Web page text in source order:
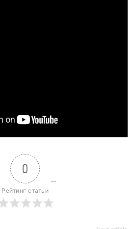
0
Рейтинг статьи